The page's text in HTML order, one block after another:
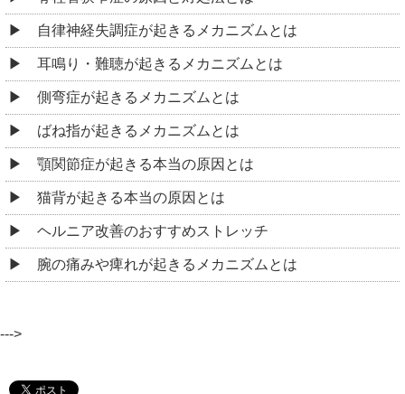
自律神経失調症が起きるメカニズムとは
耳鳴り・難聴が起きるメカニズムとは
側弯症が起きるメカニズムとは
ばね指が起きるメカニズムとは
顎関節症が起きる本当の原因とは
猫背が起きる本当の原因とは
ヘルニア改善のおすすめストレッチ
腕の痛みや痺れが起きるメカニズムとは
--->